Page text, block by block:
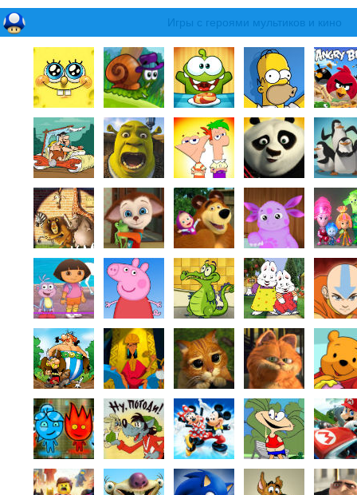
Игры с героями мультиков и кино